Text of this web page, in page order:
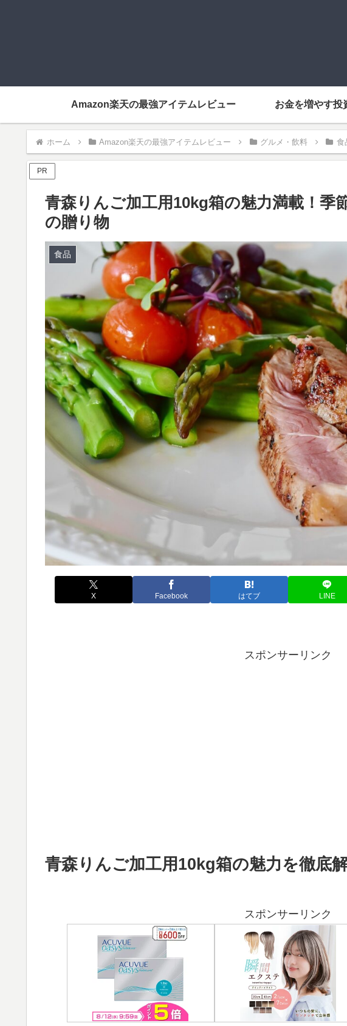
Amazon楽天の最強アイテムレビュー お金を増やす投
ホーム Amazon楽天の最強アイテムレビュー グルメ・飲料 食
PR
青森りんご加工用10kg箱の魅力満載！季
の贈り物
食品
X Facebook はてブ LINE
スポンサーリンク
青森りんご加工用10kg箱の魅力を徹底解
スポンサーリンク